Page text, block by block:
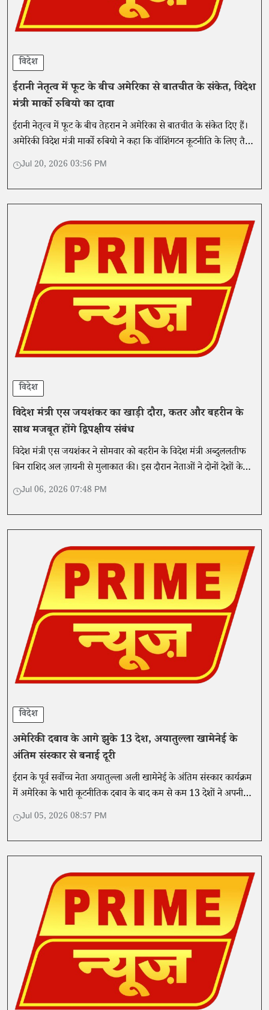
विदेश
ईरानी नेतृत्व में फूट के बीच अमेरिका से बातचीत के संकेत, विदेश
मंत्री मार्को रुबियो का दावा
ईरानी नेतृत्व में फूट के बीच तेहरान ने अमेरिका से बातचीत के संकेत दिए हैं।
अमेरिकी विदेश मंत्री मार्को रुबियो ने कहा कि वॉशिंगटन कूटनीति के लिए तैयार
है, बशर्ते समझौता वास्तविक और भरोसेमंद हो।
Jul 20, 2026 03:56 PM
विदेश
विदेश मंत्री एस जयशंकर का खाड़ी दौरा, कतर और बहरीन के
साथ मजबूत होंगे द्विपक्षीय संबंध
विदेश मंत्री एस जयशंकर ने सोमवार को बहरीन के विदेश मंत्री अब्दुललतीफ
बिन राशिद अल ज़ायनी से मुलाकात की। इस दौरान नेताओं ने दोनों देशों के
बीच संबंधों को और मजबूत करने पर चर्चा की।
Jul 06, 2026 07:48 PM
विदेश
अमेरिकी दबाव के आगे झुके 13 देश, अयातुल्ला खामेनेई के
अंतिम संस्कार से बनाई दूरी
ईरान के पूर्व सर्वोच्च नेता अयातुल्ला अली खामेनेई के अंतिम संस्कार कार्यक्रम
में अमेरिका के भारी कूटनीतिक दबाव के बाद कम से कम 13 देशों ने अपनी
भागीदारी वापस ले ली या सीमित कर दिया है।
Jul 05, 2026 08:57 PM